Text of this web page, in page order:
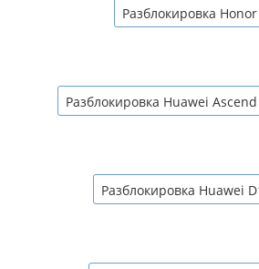
Разблокировка
Разблокировка Huawei
Разблокировка Huawei